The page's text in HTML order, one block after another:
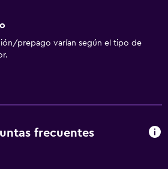
prepago varían según el tipo de
frecuentes